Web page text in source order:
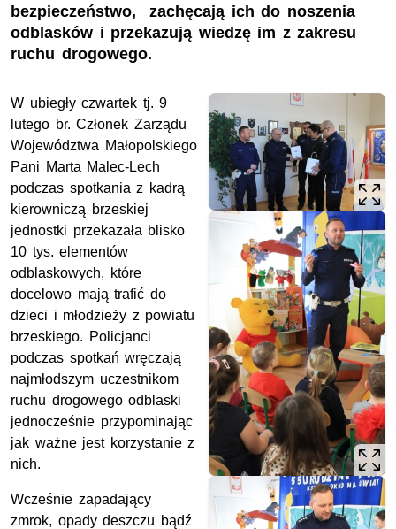
bezpieczeństwo, zachęcają ich do noszenia
odblasków i przekazują wiedzę im z zakresu
ruchu drogowego.
W ubiegły czwartek tj. 9
lutego br. Członek Zarządu
Województwa Małopolskiego
Pani Marta Malec-Lech
podczas spotkania z kadrą
kierowniczą brzeskiej
jednostki przekazała blisko
10 tys. elementów
odblaskowych, które
docelowo mają trafić do
dzieci i młodzieży z powiatu
brzeskiego. Policjanci
podczas spotkań wręczają
najmłodszym uczestnikom
ruchu drogowego odblaski
jednocześnie przypominając
jak ważne jest korzystanie z
nich.
Wcześnie zapadający
zmrok, opady deszczu bądź